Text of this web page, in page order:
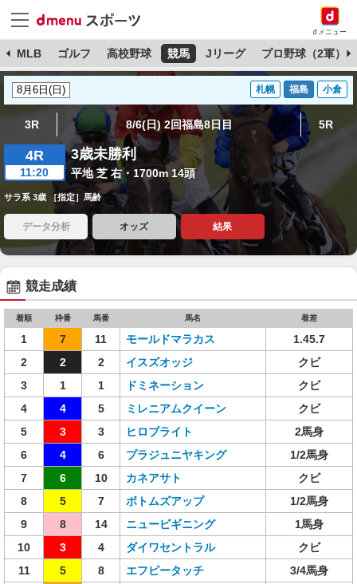
dメニュー
MLB ゴルフ 高校野球 競馬 Jリーグ プロ野球（2軍）
札幌 福島 小倉
3R 8/6(日) 2回福島8日目 5R
4R
11:20
3歳未勝利
平地 芝 右・1700m 14頭
サラ系 3歳 ［指定］馬齢
データ分析 オッズ 結果
競走成績
着順 枠番 馬番 馬名 着差
1 7 11 モールドマラカス
1.45.7
2
2 2 イスズオッジ
クビ
3
1 1 ドミネーション
クビ
4
4 5 ミレニアムクイーン
クビ
5
3 3 ヒロブライト
2馬身
6
4 6 プラジュニヤキング
1/2馬身
7
6 10 カネアサト
クビ
8
5 7 ボトムズアップ
1/2馬身
9
8 14 ニュービギニング
1馬身
10
3 4 ダイワセントラル
クビ
11
5 8 エフピータッチ
3/4馬身